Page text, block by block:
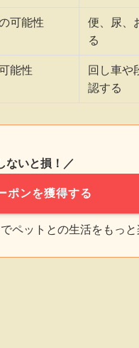
可能性
便、尿、
る
能性
回し車や
認する
ないと損！／
ポンを獲得する
ペットとの生活をもっと